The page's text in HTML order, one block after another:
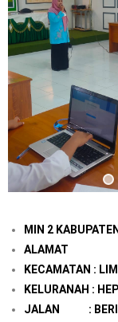
MIN 2
ALAMAT
KECAMATAN :
KELURANAH :
JALAN :